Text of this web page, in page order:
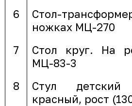
6
Стол-
ножках МЦ-270
7
Стол круг. На
МЦ-83-3
8
Стул детский
красный, рост